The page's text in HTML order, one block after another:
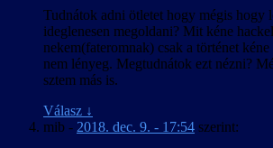
Tudnátok adni ötletet hogy mégis hogy
ideglenesen megoldani? Mit kéne
nekem(fateromnak) csak a történet
nem lényeg. Megtudnátok ezt nézni?
sztem más is.
Válasz ↓
mib - 2018. dec. 9. - 17:54 szerint: